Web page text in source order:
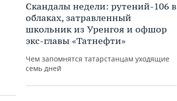
Скандалы недели: рутений-106 в
облаках, затравленный
школьник из Уренгоя и офшор
экс-главы «Татнефти»
Чем запомнятся татарстанцам уходящие
семь дней